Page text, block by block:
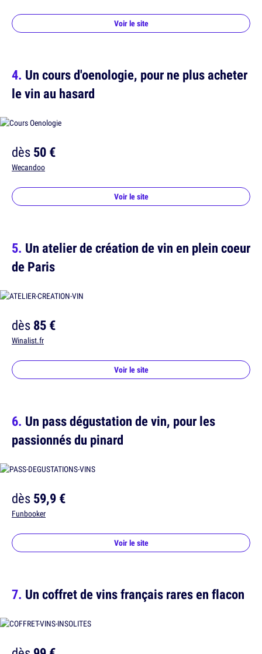
Voir le site
Un cours d'oenologie, pour ne plus acheter
le vin au hasard
dès50 €
Wecandoo
Voir le site
Un atelier de création de vin en plein coeur
de Paris
dès85 €
Winalist.fr
Voir le site
Un pass dégustation de vin, pour les
passionnés du pinard
dès59,9 €
Funbooker
Voir le site
Un coffret de vins français rares en flacon